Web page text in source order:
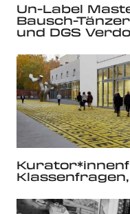
Un-Label
Bausch-
und DGS
Klassenfragen,